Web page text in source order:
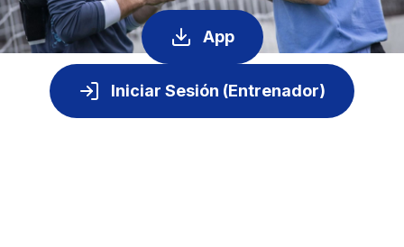
App
Iniciar Sesión (Entrenador)